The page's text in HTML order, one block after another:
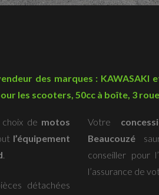
des marques : KAWASAKI
les scooters, 50cc à boîte, 3
de motos
l’équipement
.
détachées
Votre
Beaucouzé
conseiller pour
l’assurance de